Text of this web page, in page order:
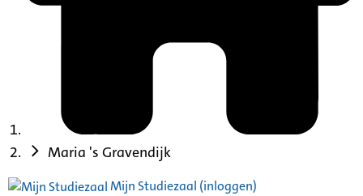
Maria 's Gravendijk
Mijn Studiezaal (inloggen)